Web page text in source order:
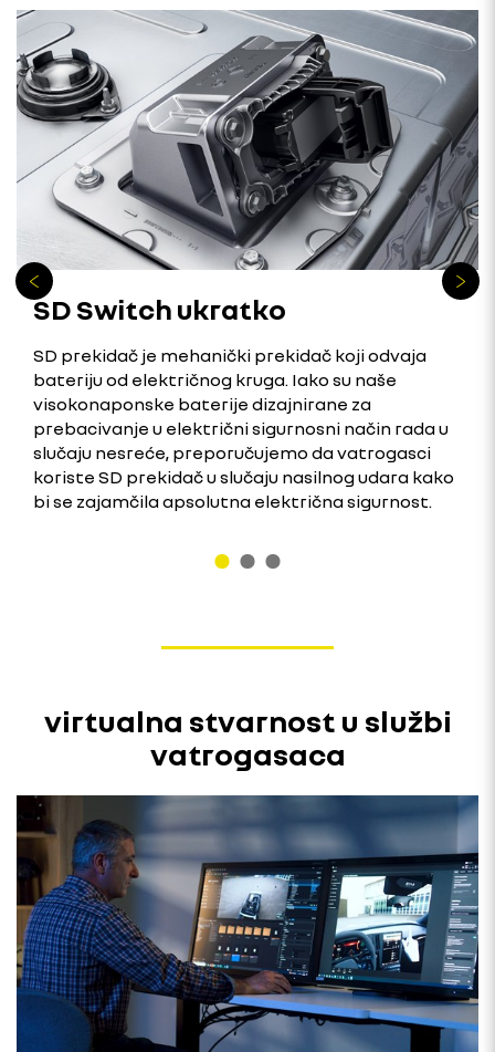
SD Switch ukratko
SD prekidač je mehanički prekidač koji odvaja
bateriju od električnog kruga. Iako su naše
visokonaponske baterije dizajnirane za
prebacivanje u električni sigurnosni način rada u
slučaju nesreće, preporučujemo da vatrogasci
koriste SD prekidač u slučaju nasilnog udara kako
bi se zajamčila apsolutna električna sigurnost.
virtualna stvarnost u službi
vatrogasaca